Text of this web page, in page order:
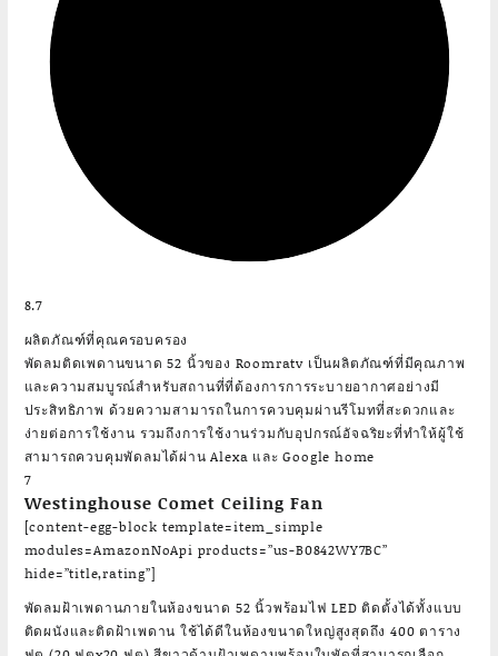
8.7
ผลิตภัณฑ์ที่คุณครอบครอง
พัดลมติดเพดานขนาด 52 นิ้วของ Roomratv เป็นผลิตภัณฑ์ที่มีคุณภาพ
และความสมบูรณ์สำหรับสถานที่ที่ต้องการการระบายอากาศอย่างมี
ประสิทธิภาพ ด้วยความสามารถในการควบคุมผ่านรีโมทที่สะดวกและ
ง่ายต่อการใช้งาน รวมถึงการใช้งานร่วมกับอุปกรณ์อัจฉริยะที่ทำให้ผู้ใช้
สามารถควบคุมพัดลมได้ผ่าน Alexa และ Google home
7
Westinghouse Comet Ceiling Fan
[content-egg-block template=item_simple
modules=AmazonNoApi products=”us-B0842WY7BC”
hide=”title,rating”]
พัดลมฝ้าเพดานภายในห้องขนาด 52 นิ้วพร้อมไฟ LED ติดตั้งได้ทั้งแบบ
ติดผนังและติดฝ้าเพดาน ใช้ได้ดีในห้องขนาดใหญ่สูงสุดถึง 400 ตาราง